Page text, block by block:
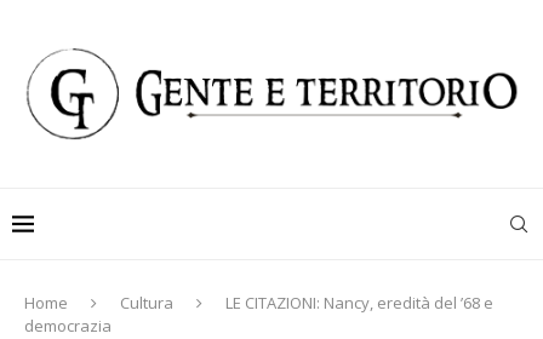
Home Cultura
LE CITAZIONI: Nancy, eredità del ’68 e
democrazia